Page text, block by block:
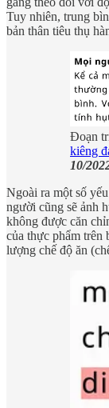
Tuy nhiên, trung
bản thân tiêu thụ
Đoạn
kiêng
10/
Ngoài ra một số
người cũng sẽ ảnh
không được căn
của thực phẩm trên
lượng chế độ ăn